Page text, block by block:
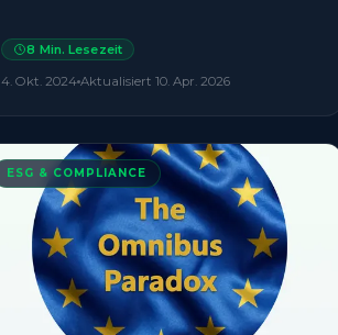
8 Min. Lesezeit
4. Okt. 2024 Aktualisiert10. Apr. 2026
ESG & COMPLIANCE